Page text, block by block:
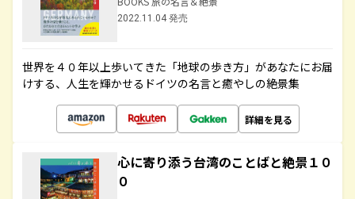
2022.11.04 発売
世界を４０年以上歩いてきた「地球の歩き方」があなたにお届
けする、人生を輝かせるドイツの名言と癒やしの絶景集
詳細を見る
心に寄り添う台湾のことばと絶景１０
０